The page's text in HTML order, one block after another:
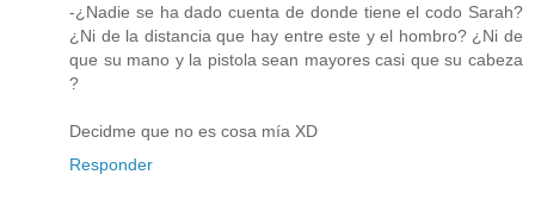
-¿Nadie se ha dado cuenta de donde tiene el codo Sarah?
¿Ni de la distancia que hay entre este y el hombro? ¿Ni de
que su mano y la pistola sean mayores casi que su cabeza
?
Decidme que no es cosa mía XD
Responder